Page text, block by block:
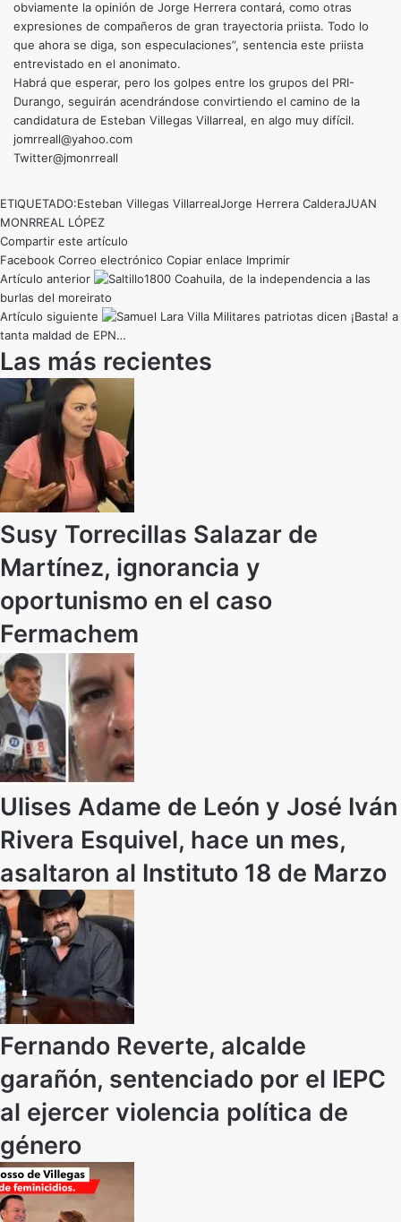
obviamente la opinión de Jorge Herrera contará, como otras
expresiones de compañeros de gran trayectoria priista. Todo lo
que ahora se diga, son especulaciones”, sentencia este priista
entrevistado en el anonimato.
Habrá que esperar, pero los golpes entre los grupos del PRI-
Durango, seguirán acendrándose convirtiendo el camino de la
candidatura de Esteban Villegas Villarreal, en algo muy difícil.
jomrreall@yahoo.com
Twitter@jmonrreall
ETIQUETADO:Esteban Villegas VillarrealJorge Herrera CalderaJUAN
MONRREAL LÓPEZ
Compartir este artículo
Facebook Correo electrónico Copiar enlace Imprimir
Artículo anterior
Coahuila, de la independencia a las
burlas del moreirato
Artículo siguiente
Militares patriotas dicen ¡Basta! a
tanta maldad de EPN…
Las más recientes
Susy Torrecillas Salazar de
Martínez, ignorancia y
oportunismo en el caso
Fermachem
Ulises Adame de León y José Iván
Rivera Esquivel, hace un mes,
asaltaron al Instituto 18 de Marzo
Fernando Reverte, alcalde
garañón, sentenciado por el IEPC
al ejercer violencia política de
género